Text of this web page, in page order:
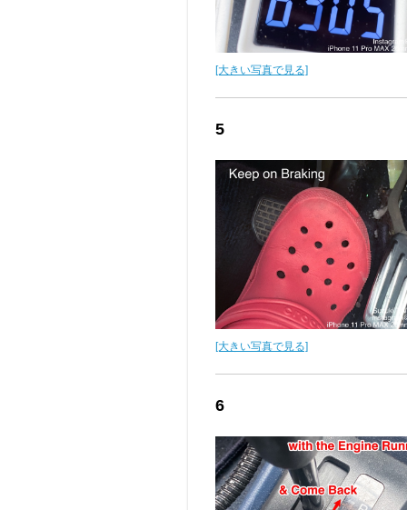
[大きい写真で見る]
5
[大きい写真で見る]
6